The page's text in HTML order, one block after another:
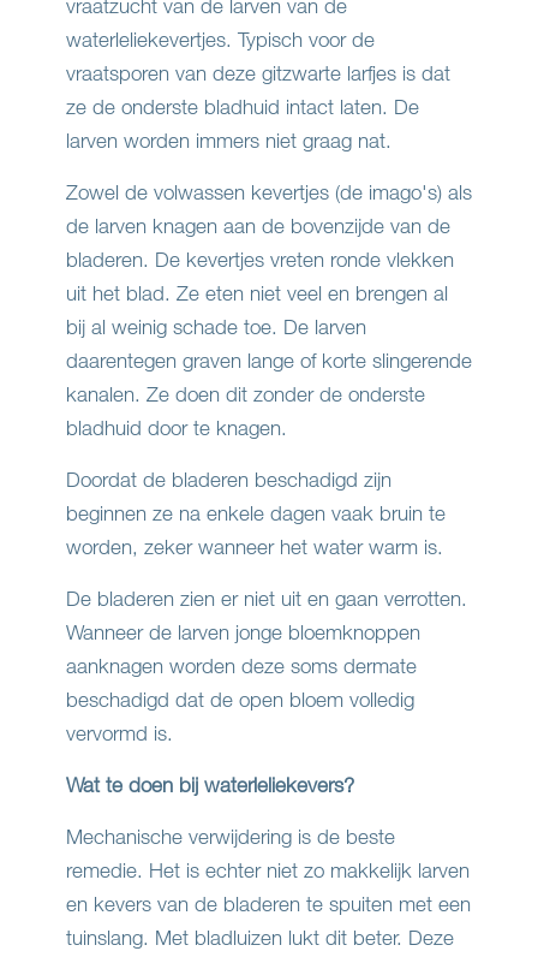
vraatzucht van de larven van de
waterleliekevertjes. Typisch voor de
vraatsporen van deze gitzwarte larfjes is dat
ze de onderste bladhuid intact laten. De
larven worden immers niet graag nat.
Zowel de volwassen kevertjes (de imago's) als
de larven knagen aan de bovenzijde van de
bladeren. De kevertjes vreten ronde vlekken
uit het blad. Ze eten niet veel en brengen al
bij al weinig schade toe. De larven
daarentegen graven lange of korte slingerende
kanalen. Ze doen dit zonder de onderste
bladhuid door te knagen.
Doordat de bladeren beschadigd zijn
beginnen ze na enkele dagen vaak bruin te
worden, zeker wanneer het water warm is.
De bladeren zien er niet uit en gaan verrotten.
Wanneer de larven jonge bloemknoppen
aanknagen worden deze soms dermate
beschadigd dat de open bloem volledig
vervormd is.
Wat te doen bij waterleliekevers?
Mechanische verwijdering is de beste
remedie. Het is echter niet zo makkelijk larven
en kevers van de bladeren te spuiten met een
tuinslang. Met bladluizen lukt dit beter. Deze